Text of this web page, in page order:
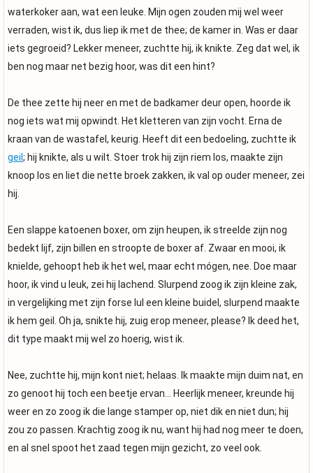
waterkoker aan, wat een leuke. Mijn ogen zouden mij wel weer
verraden, wist ik, dus liep ik met de thee; de kamer in. Was er daar
iets gegroeid? Lekker meneer, zuchtte hij, ik knikte. Zeg dat wel, ik
ben nog maar net bezig hoor, was dit een hint?
De thee zette hij neer en met de badkamer deur open, hoorde ik
nog iets wat mij opwindt. Het kletteren van zijn vocht. Erna de
kraan van de wastafel, keurig. Heeft dit een bedoeling, zuchtte ik
geil ; hij knikte, als u wilt. Stoer trok hij zijn riem los, maakte zijn
knoop los en liet die nette broek zakken, ik val op ouder meneer, zei
hij.
Een slappe katoenen boxer, om zijn heupen, ik streelde zijn nog
bedekt lijf, zijn billen en stroopte de boxer af. Zwaar en mooi, ik
knielde, gehoopt heb ik het wel, maar echt mógen, nee. Doe maar
hoor, ik vind u leuk, zei hij lachend. Slurpend zoog ik zijn kleine zak,
in vergelijking met zijn forse lul een kleine buidel, slurpend maakte
ik hem geil. Oh ja, snikte hij, zuig erop meneer, please? Ik deed het,
dit type maakt mij wel zo hoerig, wist ik.
Nee, zuchtte hij, mijn kont niet; helaas. Ik maakte mijn duim nat, en
zo genoot hij toch een beetje ervan… Heerlijk meneer, kreunde hij
weer en zo zoog ik die lange stamper op, niet dik en niet dun; hij
zou zo passen. Krachtig zoog ik nu, want hij had nog meer te doen,
en al snel spoot het zaad tegen mijn gezicht, zo veel ook.